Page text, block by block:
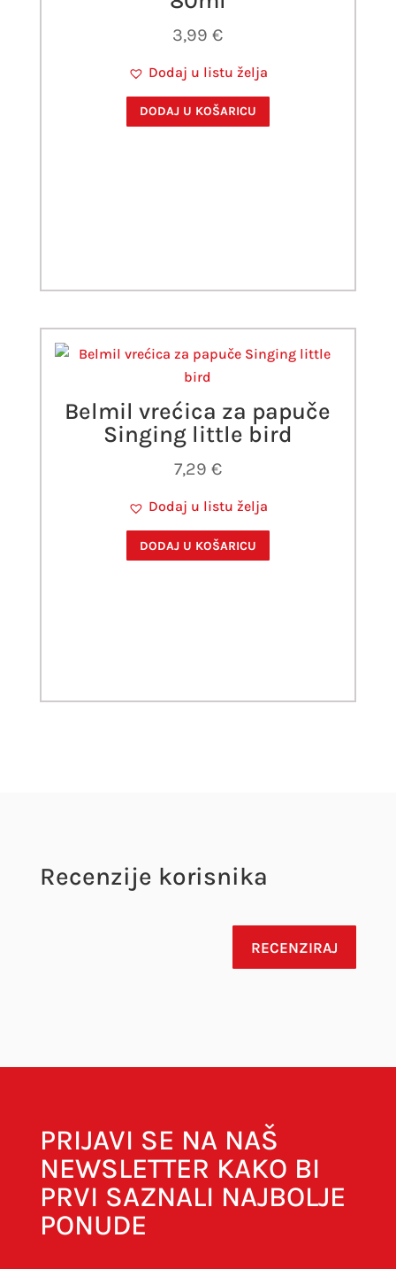
3,99€
Dodaj u listu želja
DODAJ U KOŠARICU
Belmil vrećica za papuče
Singing little bird
7,29 €
Dodaj u listu želja
DODAJ U KOŠARICU
Recenzije korisnika
RECENZIRAJ
PRIJAVI SE NA NAŠ
NEWSLETTER KAKO BI
PRVI SAZNALI NAJBOLJE
PONUDE